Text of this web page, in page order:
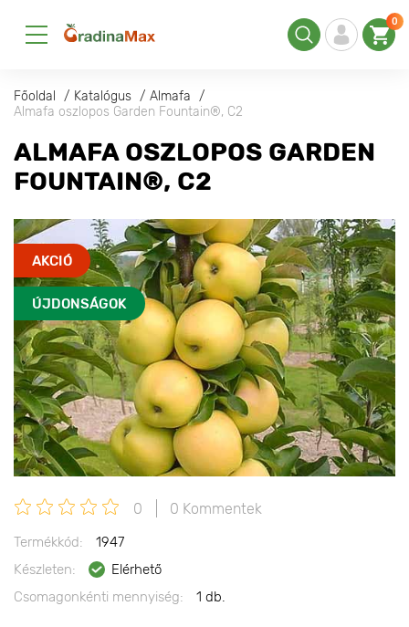
0
Főoldal Katalógus
Almafa
Almafa oszlopos Garden Fountain®, C2
ALMAFA OSZLOPOS GARDEN
FOUNTAIN®, C2
AKCIÓ
ÚJDONSÁGOK
0 0 Kommentek
Termékkód:
1947
Készleten:
Elérhető
Csomagonkénti mennyiség:
1 db.